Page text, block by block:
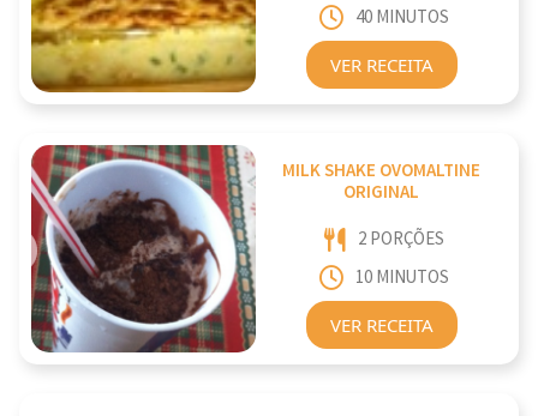
40 MINUTOS
VER RECEITA
MILK SHAKE OVOMALTINE
ORIGINAL
2 PORÇÕES
10 MINUTOS
VER RECEITA